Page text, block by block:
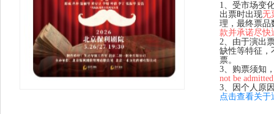
1、受市场变
出票时出现无
理，最终票品
款并承诺尽快
2、由于演出
缺性等特征，
票。
3、购票须知
not be
3、因个人原
点击查看关于